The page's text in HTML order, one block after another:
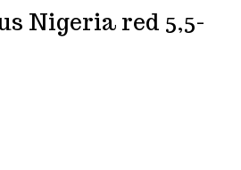
Nigeria red 5,5-